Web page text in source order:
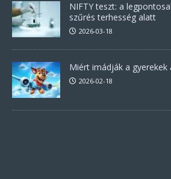
NIFTY teszt: a
szűrés terhesség alatt
2026-03-18
Miért imádják a
2026-02-18